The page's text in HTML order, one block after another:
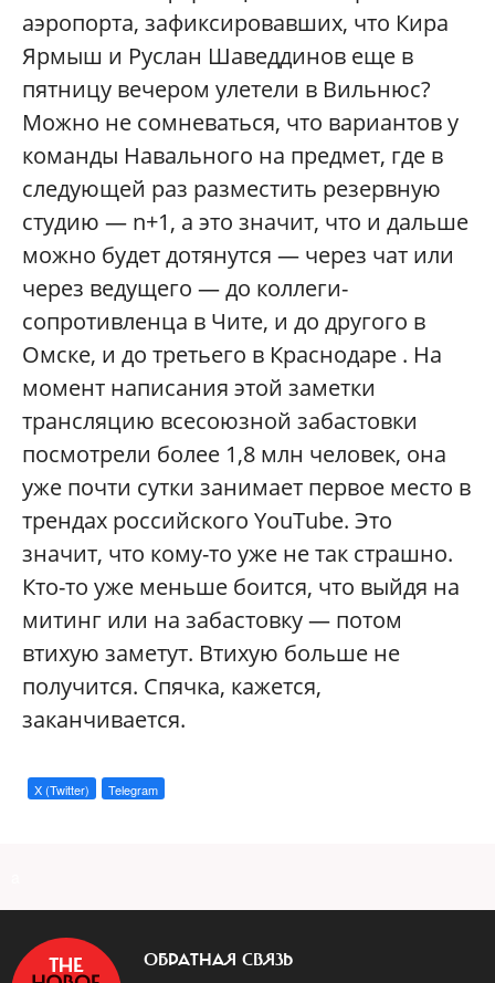
аэропорта, зафиксировавших, что Кира
Ярмыш и Руслан Шаведдинов еще в
пятницу вечером улетели в Вильнюс?
Можно не сомневаться, что вариантов у
команды Навального на предмет, где в
следующей раз разместить резервную
студию — n+1, а это значит, что и дальше
можно будет дотянутся — через чат или
через ведущего — до коллеги-
сопротивленца в Чите, и до другого в
Омске, и до третьего в Краснодаре . На
момент написания этой заметки
трансляцию всесоюзной забастовки
посмотрели более 1,8 млн человек, она
уже почти сутки занимает первое место в
трендах российского YouTube. Это
значит, что кому-то уже не так страшно.
Кто-то уже меньше боится, что выйдя на
митинг или на забастовку — потом
втихую заметут. Втихую больше не
получится. Спячка, кажется,
заканчивается.
X (Twitter) Telegram
ОБРАТНАЯ СВЯЗЬ